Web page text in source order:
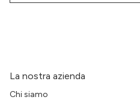
La nostra azienda
Chi siamo